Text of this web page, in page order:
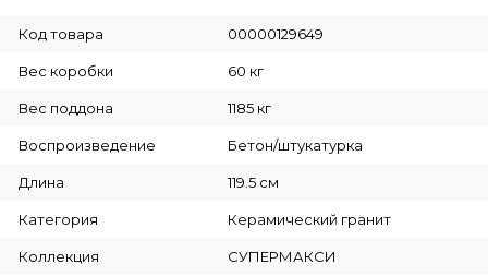
Код товара 00000129649
Вес коробки 60 кг
Вес поддона 1185 кг
Воспроизведение Бетон/штукатурка
Длина 119.5 см
Категория Керамический гранит
Коллекция СУПЕРМАКСИ